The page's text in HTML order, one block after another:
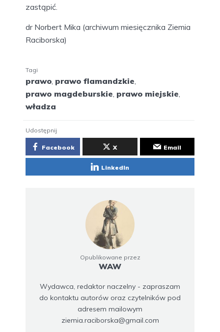
zastąpić.
dr Norbert Mika (archiwum miesięcznika Ziemia
Raciborska)
Tagi
prawo prawo flamandzkie
prawo magdeburskie prawo miejskie
władza
Udostępnij
Facebook X Email
LinkedIn
Opublikowane przez
WAW
Wydawca, redaktor naczelny - zapraszam
do kontaktu autorów oraz czytelników pod
adresem mailowym
ziemia.raciborska@gmail.com